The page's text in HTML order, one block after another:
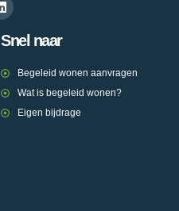
Snel naar
Begeleid wonen aanvragen
Wat is begeleid wonen?
Eigen bijdrage